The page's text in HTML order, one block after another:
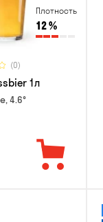
Плотность
12%
(0)
1л
4.6°